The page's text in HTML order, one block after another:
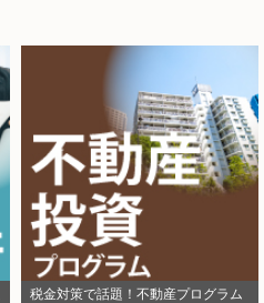
税金対策で話題！不動産プログラム